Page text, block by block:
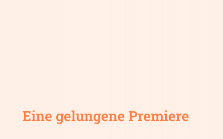
Eine gelungene Premiere